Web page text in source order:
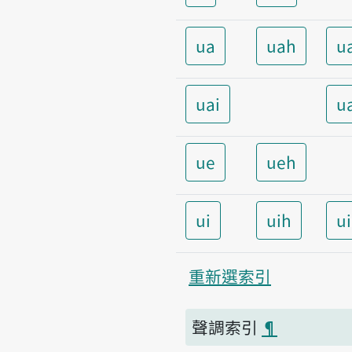
ua uah
uai
ue ueh
ui uih
重新選索引
聲調索引 ¶